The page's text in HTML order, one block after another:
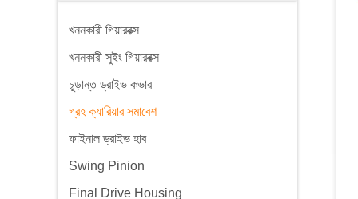
খননকারী গিয়ারবক্স
খননকারী সুইং গিয়ারবক্স
চূড়ান্ত ড্রাইভ কভার
গ্রহ ক্যারিয়ার সমাবেশ
ফাইনাল ড্রাইভ হাব
Swing Pinion
Final Drive Housing